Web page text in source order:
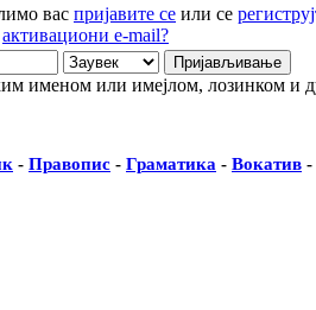
вас пријавите се или се
активациони e-mail?
именом или имејлом, лозинком и
- Правопис - Граматика - Вокатив -